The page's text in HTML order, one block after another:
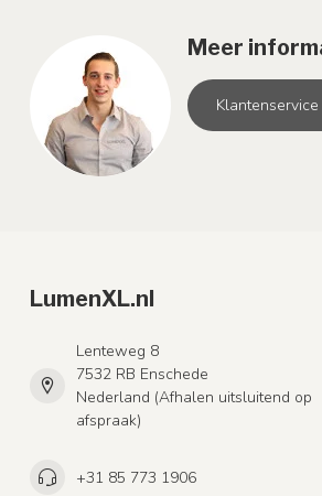
Meer
Klantenservice
LumenXL.nl
Lenteweg 8
7532 RB Enschede
Nederland (Afhalen uitsluitend op
afspraak)
+31 85 773 1906